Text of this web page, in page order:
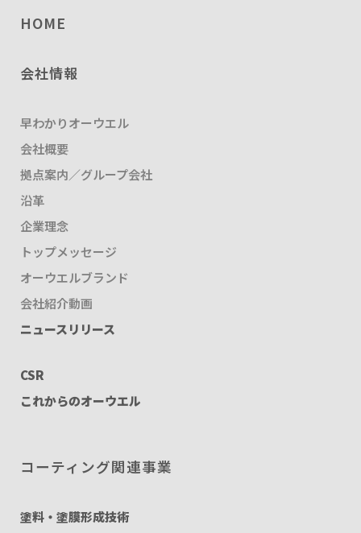
HOME
会社情報
早わかりオーウエル
会社概要
拠点案内／グループ会社
沿革
企業理念
トップメッセージ
オーウエルブランド
会社紹介動画
ニュースリリース
CSR
これからのオーウエル
コーティング関連事業
塗料・塗膜形成技術